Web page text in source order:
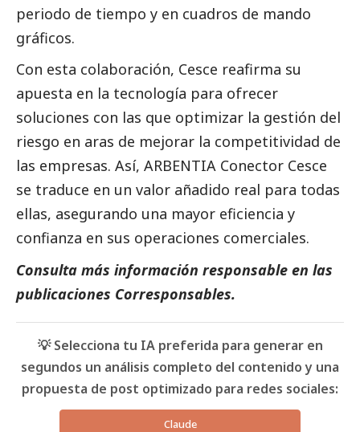
periodo de tiempo y en cuadros de mando
gráficos.
Con esta colaboración, Cesce reafirma su
apuesta en la tecnología para ofrecer
soluciones con las que optimizar la gestión del
riesgo en aras de mejorar la competitividad de
las empresas. Así, ARBENTIA Conector Cesce
se traduce en un valor añadido real para todas
ellas, asegurando una mayor eficiencia y
confianza en sus operaciones comerciales.
Consulta más información responsable en las
publicaciones Corresponsables.
💡 Selecciona tu IA preferida para generar en
segundos un análisis completo del contenido y una
propuesta de post optimizado para redes sociales:
Claude